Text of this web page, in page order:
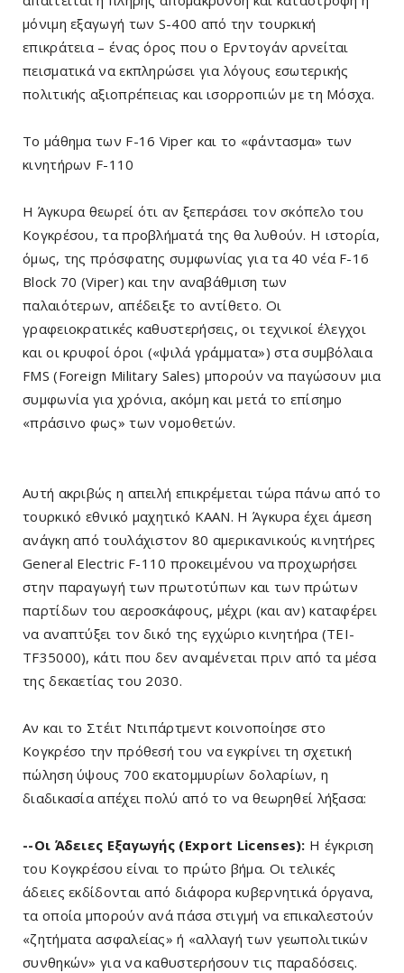
μόνιμη εξαγωγή των S-400 από την τουρκική
επικράτεια – ένας όρος που ο Ερντογάν αρνείται
πεισματικά να εκπληρώσει για λόγους εσωτερικής
πολιτικής αξιοπρέπειας και ισορροπιών με τη Μόσχα.
Το μάθημα των F-16 Viper και το «φάντασμα» των
κινητήρων F-110
Η Άγκυρα θεωρεί ότι αν ξεπεράσει τον σκόπελο του
Κογκρέσου, τα προβλήματά της θα λυθούν. Η ιστορία,
όμως, της πρόσφατης συμφωνίας για τα 40 νέα F-16
Block 70 (Viper) και την αναβάθμιση των
παλαιότερων, απέδειξε το αντίθετο. Οι
γραφειοκρατικές καθυστερήσεις, οι τεχνικοί έλεγχοι
και οι κρυφοί όροι («ψιλά γράμματα») στα συμβόλαια
FMS (Foreign Military Sales) μπορούν να παγώσουν μια
συμφωνία για χρόνια, ακόμη και μετά το επίσημο
«πράσινο φως» των νομοθετών.
Αυτή ακριβώς η απειλή επικρέμεται τώρα πάνω από το
τουρκικό εθνικό μαχητικό KAAN. Η Άγκυρα έχει άμεση
ανάγκη από τουλάχιστον 80 αμερικανικούς κινητήρες
General Electric F-110 προκειμένου να προχωρήσει
στην παραγωγή των πρωτοτύπων και των πρώτων
παρτίδων του αεροσκάφους, μέχρι (και αν) καταφέρει
να αναπτύξει τον δικό της εγχώριο κινητήρα (TEI-
TF35000), κάτι που δεν αναμένεται πριν από τα μέσα
της δεκαετίας του 2030.
Αν και το Στέιτ Ντιπάρτμεντ κοινοποίησε στο
Κογκρέσο την πρόθεσή του να εγκρίνει τη σχετική
πώληση ύψους 700 εκατομμυρίων δολαρίων, η
διαδικασία απέχει πολύ από το να θεωρηθεί λήξασα:
--Οι Άδειες Εξαγωγής (Export Licenses): Η έγκριση
του Κογκρέσου είναι το πρώτο βήμα. Οι τελικές
άδειες εκδίδονται από διάφορα κυβερνητικά όργανα,
τα οποία μπορούν ανά πάσα στιγμή να επικαλεστούν
«ζητήματα ασφαλείας» ή «αλλαγή των γεωπολιτικών
συνθηκών» για να καθυστερήσουν τις παραδόσεις.